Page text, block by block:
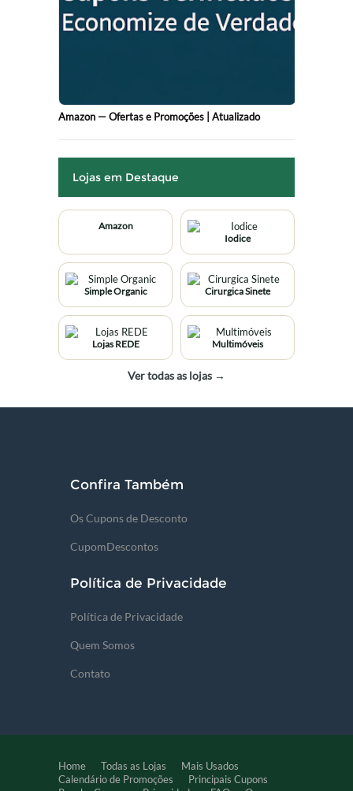
Amazon — Ofertas e Promoções | Atualizado
Lojas em Destaque
Amazon
Iodice
Simple Organic Cirurgica Sinete
Lojas REDE Multimóveis
Ver todas as lojas →
Confira Também
Os Cupons de Desconto
CupomDescontos
Política de Privacidade
Política de Privacidade
Quem Somos
Contato
Home Todas as Lojas
Mais Usados
Calendário de Promoções
Principais Cupons